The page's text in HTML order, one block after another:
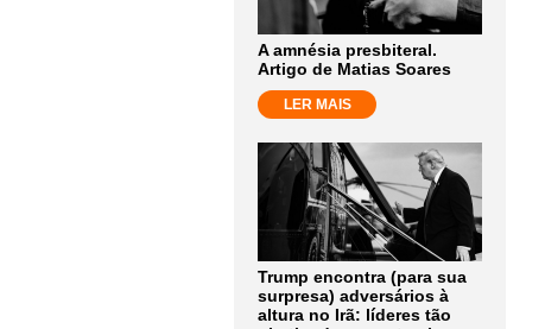
A amnésia presbiteral.
Artigo de Matias Soares
LER MAIS
Trump encontra (para sua
surpresa) adversários à
altura no Irã: líderes tão